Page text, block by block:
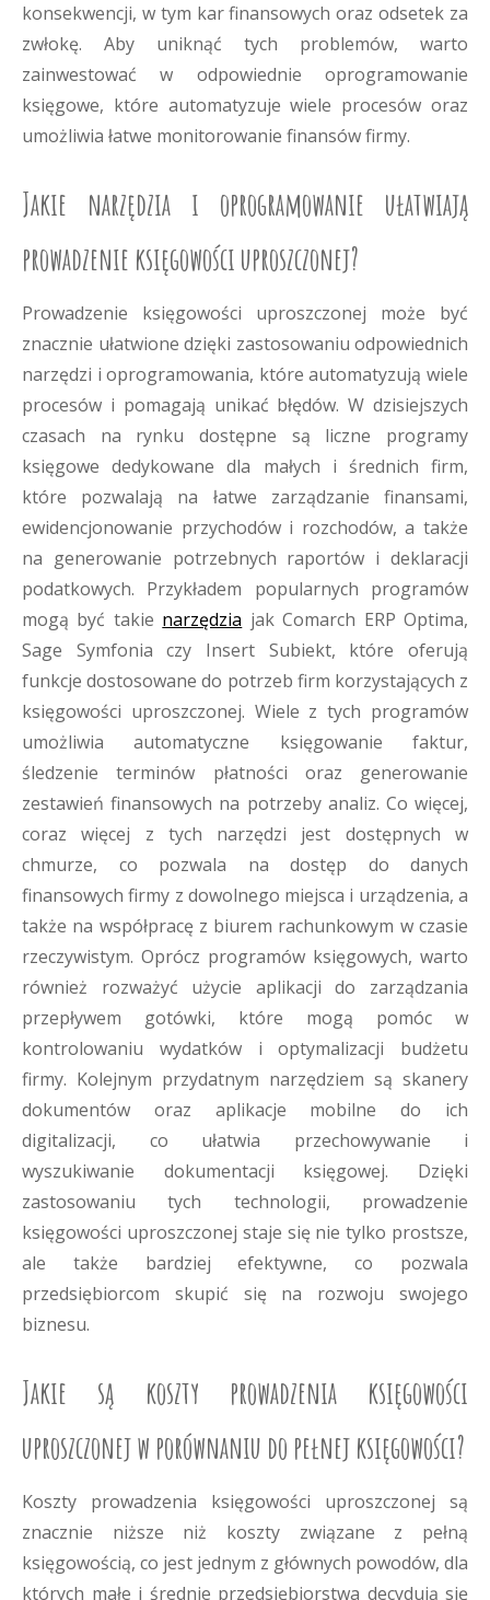
konsekwencji, w tym kar finansowych oraz odsetek za
zwłokę. Aby uniknąć tych problemów, warto
zainwestować w odpowiednie oprogramowanie
księgowe, które automatyzuje wiele procesów oraz
umożliwia łatwe monitorowanie finansów firmy.
Jakie narzędzia i oprogramowanie ułatwiają
prowadzenie księgowości uproszczonej?
Prowadzenie księgowości uproszczonej może być
znacznie ułatwione dzięki zastosowaniu odpowiednich
narzędzi i oprogramowania, które automatyzują wiele
procesów i pomagają unikać błędów. W dzisiejszych
czasach na rynku dostępne są liczne programy
księgowe dedykowane dla małych i średnich firm,
które pozwalają na łatwe zarządzanie finansami,
ewidencjonowanie przychodów i rozchodów, a także
na generowanie potrzebnych raportów i deklaracji
podatkowych. Przykładem popularnych programów
mogą być takie narzędzia jak Comarch ERP Optima,
Sage Symfonia czy Insert Subiekt, które oferują
funkcje dostosowane do potrzeb firm korzystających z
księgowości uproszczonej. Wiele z tych programów
umożliwia automatyczne księgowanie faktur,
śledzenie terminów płatności oraz generowanie
zestawień finansowych na potrzeby analiz. Co więcej,
coraz więcej z tych narzędzi jest dostępnych w
chmurze, co pozwala na dostęp do danych
finansowych firmy z dowolnego miejsca i urządzenia, a
także na współpracę z biurem rachunkowym w czasie
rzeczywistym. Oprócz programów księgowych, warto
również rozważyć użycie aplikacji do zarządzania
przepływem gotówki, które mogą pomóc w
kontrolowaniu wydatków i optymalizacji budżetu
firmy. Kolejnym przydatnym narzędziem są skanery
dokumentów oraz aplikacje mobilne do ich
digitalizacji, co ułatwia przechowywanie i
wyszukiwanie dokumentacji księgowej. Dzięki
zastosowaniu tych technologii, prowadzenie
księgowości uproszczonej staje się nie tylko prostsze,
ale także bardziej efektywne, co pozwala
przedsiębiorcom skupić się na rozwoju swojego
biznesu.
Jakie są koszty prowadzenia księgowości
uproszczonej w porównaniu do pełnej księgowości?
Koszty prowadzenia księgowości uproszczonej są
znacznie niższe niż koszty związane z pełną
księgowością, co jest jednym z głównych powodów, dla
których małe i średnie przedsiębiorstwa decydują się